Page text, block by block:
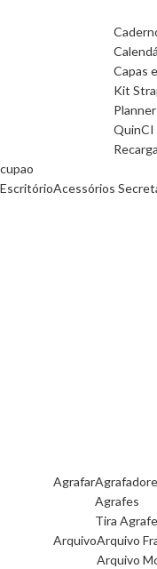
Capas
Kit
Planner
QuinCI
cupao
EscritórioAcessórios
Agrafar
Agrafes
Tira
ArquivoArquivo
Arquivo